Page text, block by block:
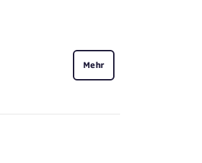
Mehr